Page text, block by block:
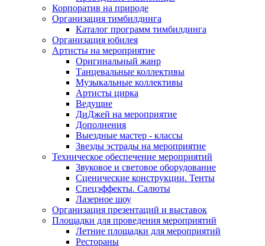
Корпоратив на природе
Организация тимбилдинга
Каталог программ тимбилдинга
Организация юбилея
Артисты на мероприятие
Оригинальный жанр
Танцевальные коллективы
Музыкальные коллективы
Артисты цирка
Ведущие
ДиДжей на мероприятие
Дополнения
Выездные мастер - классы
Звезды эстрады на мероприятие
Техническое обеспечение мероприятий
Звуковое и световое оборудование
Сценические конструкции. Тенты
Спецэффекты. Салюты
Лазерное шоу
Организация презентаций и выставок
Площадки для проведения мероприятий
Летние площадки для мероприятий
Рестораны